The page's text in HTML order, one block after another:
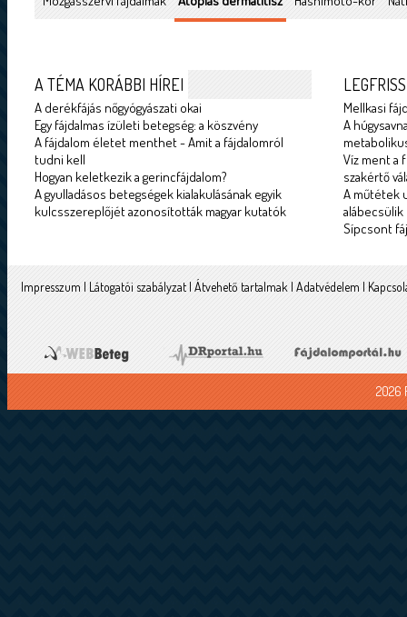
A TÉMA KORÁBBI HÍREI
A derékfájás nőgyógyászati okai
Egy fájdalmas ízületi betegség: a köszvény
A fájdalom életet menthet - Amit a fájdalomról
tudni kell
Hogyan keletkezik a gerincfájdalom?
A gyulladásos betegségek kialakulásának egyik
kulcsszereplőjét azonosították magyar kutatók
Mellkasi
A
Víz ment a
szakértő
A műtétek
alábecsülik
Sípcsont
Impresszum | Látogatói szabályzat | Átvehető tartalmak | Adatvédelem |
2026